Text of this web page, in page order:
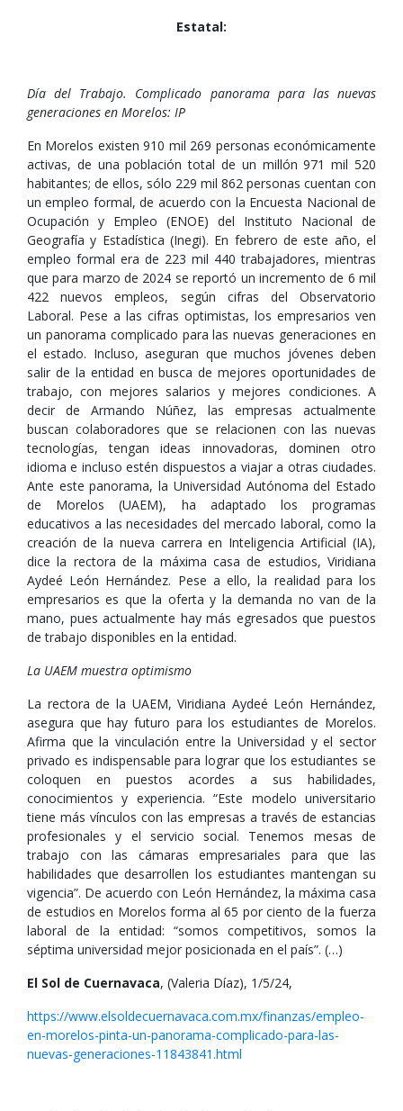
Estatal:
Día del Trabajo. Complicado panorama para las nuevas
generaciones en Morelos: IP
En Morelos existen 910 mil 269 personas económicamente
activas, de una población total de un millón 971 mil 520
habitantes; de ellos, sólo 229 mil 862 personas cuentan con
un empleo formal, de acuerdo con la Encuesta Nacional de
Ocupación y Empleo (ENOE) del Instituto Nacional de
Geografía y Estadística (Inegi). En febrero de este año, el
empleo formal era de 223 mil 440 trabajadores, mientras
que para marzo de 2024 se reportó un incremento de 6 mil
422 nuevos empleos, según cifras del Observatorio
Laboral. Pese a las cifras optimistas, los empresarios ven
un panorama complicado para las nuevas generaciones en
el estado. Incluso, aseguran que muchos jóvenes deben
salir de la entidad en busca de mejores oportunidades de
trabajo, con mejores salarios y mejores condiciones. A
decir de Armando Núñez, las empresas actualmente
buscan colaboradores que se relacionen con las nuevas
tecnologías, tengan ideas innovadoras, dominen otro
idioma e incluso estén dispuestos a viajar a otras ciudades.
Ante este panorama, la Universidad Autónoma del Estado
de Morelos (UAEM), ha adaptado los programas
educativos a las necesidades del mercado laboral, como la
creación de la nueva carrera en Inteligencia Artificial (IA),
dice la rectora de la máxima casa de estudios, Viridiana
Aydeé León Hernández. Pese a ello, la realidad para los
empresarios es que la oferta y la demanda no van de la
mano, pues actualmente hay más egresados que puestos
de trabajo disponibles en la entidad.
La UAEM muestra optimismo
La rectora de la UAEM, Viridiana Aydeé León Hernández,
asegura que hay futuro para los estudiantes de Morelos.
Afirma que la vinculación entre la Universidad y el sector
privado es indispensable para lograr que los estudiantes se
coloquen en puestos acordes a sus habilidades,
conocimientos y experiencia. “Este modelo universitario
tiene más vínculos con las empresas a través de estancias
profesionales y el servicio social. Tenemos mesas de
trabajo con las cámaras empresariales para que las
habilidades que desarrollen los estudiantes mantengan su
vigencia”. De acuerdo con León Hernández, la máxima casa
de estudios en Morelos forma al 65 por ciento de la fuerza
laboral de la entidad: “somos competitivos, somos la
séptima universidad mejor posicionada en el país”. (…)
El Sol de Cuernavaca, (Valeria Díaz), 1/5/24,
https://www.elsoldecuernavaca.com.mx/finanzas/empleo-
en-morelos-pinta-un-panorama-complicado-para-las-
nuevas-generaciones-11843841.html